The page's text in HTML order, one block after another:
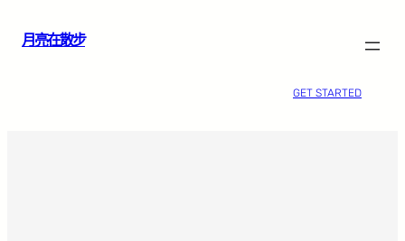
月亮在散步
GET STARTED